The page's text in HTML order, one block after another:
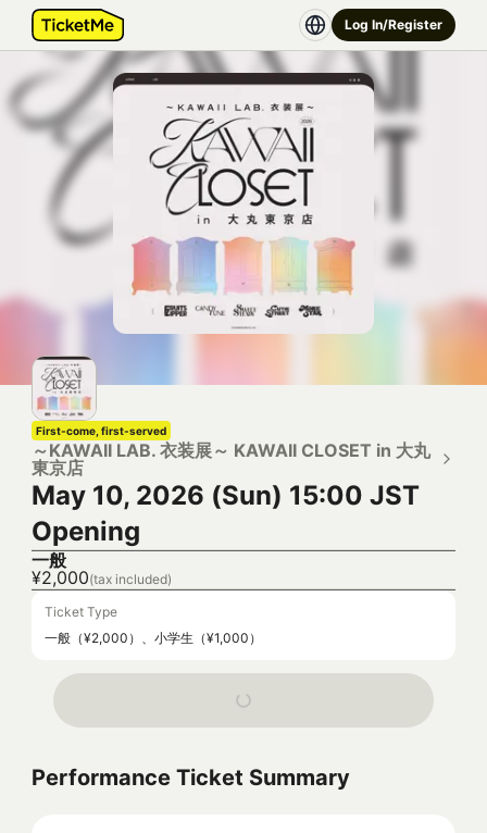
Log In/Register
First-come, first-served
～KAWAII LAB. 衣装展～ KAWAII CLOSET in 大丸
東京店
May 10, 2026 (Sun) 15:00 JST
Opening
一般
¥2,000(tax included)
Ticket Type
一般（¥2,000）、小学生（¥1,000）
Performance Ticket Summary